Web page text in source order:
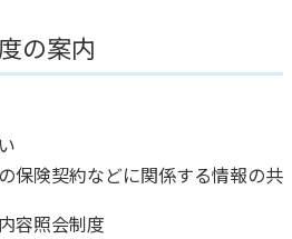
の案内
保険契約などに関係する情報の共
容照会制度